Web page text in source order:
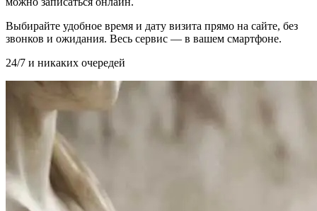
Выбирайте удобное время и дату визита прямо на сайте, без
звонков и ожидания. Весь сервис — в вашем смартфоне.
24/7 и никаких очередей